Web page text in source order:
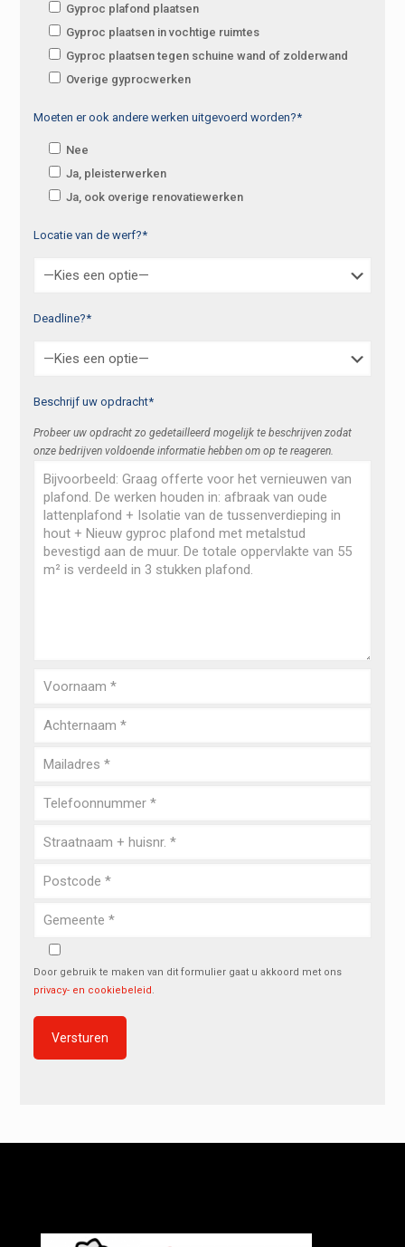
Gyproc plafond plaatsen
Gyproc plaatsen in vochtige ruimtes
Gyproc plaatsen tegen schuine wand of zolderwand
Overige gyprocwerken
Moeten er ook andere werken uitgevoerd worden?*
Nee
Ja, pleisterwerken
Ja, ook overige renovatiewerken
Locatie van de werf?*
Deadline?*
Beschrijf uw opdracht*
Probeer uw opdracht zo gedetailleerd mogelijk te beschrijven zodat
onze bedrijven voldoende informatie hebben om op te reageren.
Door gebruik te maken van dit formulier gaat u akkoord met ons
privacy- en cookiebeleid.